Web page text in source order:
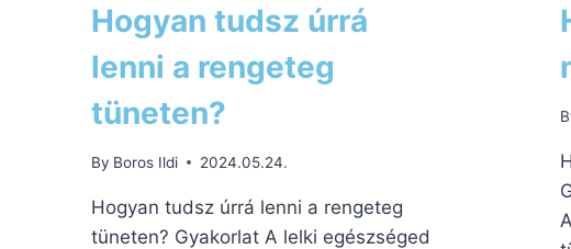
Hogyan tudsz úrrá
lenni a rengeteg
tüneten?
By Boros Ildi 2024.05.24.
Hogyan tudsz úrrá lenni a rengeteg
tüneten? Gyakorlat A lelki egészséged